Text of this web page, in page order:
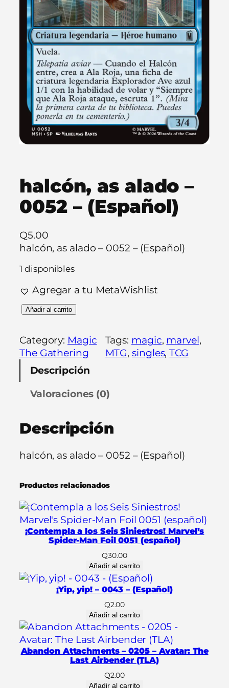
halcón, as alado –
0052 – (Español)
Q5.00
halcón, as alado – 0052 – (Español)
1 disponibles
Agregar a tu MetaWishlist
l
c
ó
a
a
–
0
0
E
ñ
o
l
Añadir al carrito
Category: Magic
The Gathering
Tags: magic, marvel
MTG, singles, TCG
Descripción
Valoraciones (0)
Descripción
halcón, as alado – 0052 – (Español)
Productos relacionados
¡Contempla a los Seis Siniestros! Marvel’s
Spider-Man Foil 0051 (español)
Q30.00
Añadir al carrito
¡Yip, yip! – 0043 – (Español)
Q2.00
Añadir al carrito
Abandon Attachments – 0205 – Avatar: The
Last Airbender (TLA)
Q2.00
Añadir al carrito